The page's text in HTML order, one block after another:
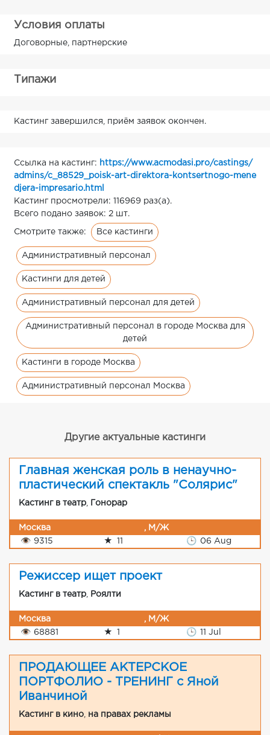
Условия оплаты
Договорные, партнерские
Типажи
Кастинг завершился, приём заявок окончен.
Ссылка на кастинг: https://www.acmodasi.pro/castings/
admins/c_88529_poisk-art-direktora-kontsertnogo-mene
djera-impresario.html
Кастинг просмотрели: 116969 раз(а).
Всего подано заявок: 2 шт.
Смотрите также: Все кастинги
Административный персонал
Кастинги для детей
Административный персонал для детей
Административный персонал в городе Москва для
детей
Кастинги в городе Москва
Административный персонал Москва
Другие актуальные кастинги
Главная женская роль в ненаучно-
пластический спектакль "Солярис"
Кастинг в театр Гонорар
Москва
, М/Ж
👁 9315 ★ 11 🕒 06 Aug
Режиссер ищет проект
Кастинг в театр Роялти
Москва
, М/Ж
👁 68881 ★ 1 🕒 11 Jul
ПРОДАЮЩЕЕ АКТЕРСКОЕ
ПОРТФОЛИО - ТРЕНИНГ с Яной
Иванчиной
Кастинг в кино на правах рекламы